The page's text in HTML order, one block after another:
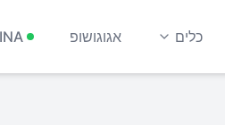
כלים אגוגושופ